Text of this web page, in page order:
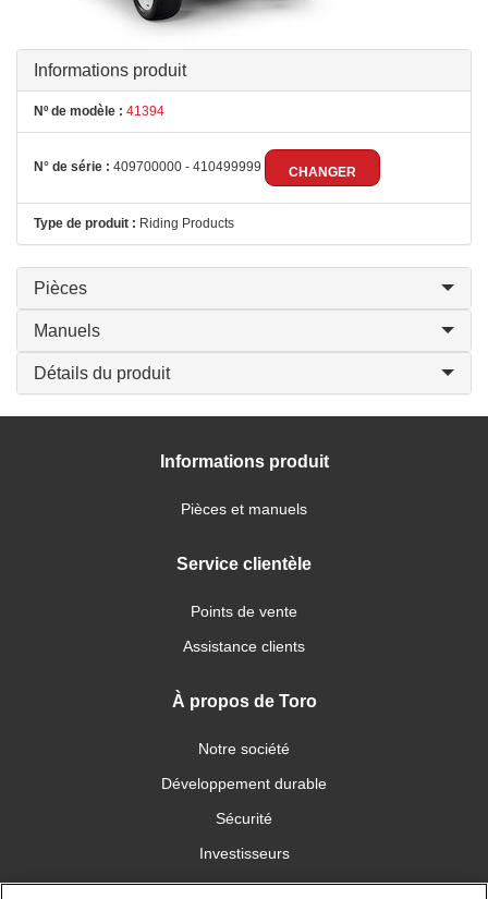
Informations produit
Nº de modèle : 41394
N° de série : 409700000 - 410499999 CHANGER
Type de produit : Riding Products
Pièces
Manuels
Détails du produit
Informations produit
Pièces et manuels
Service clientèle
Points de vente
Assistance clients
À propos de Toro
Notre société
Développement durable
Sécurité
Investisseurs
Carrières